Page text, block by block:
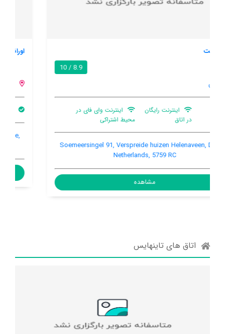
بار باغ اینترنت رایگان در اتاق
Soemeersingel 87, Verspreide huizen Helenaveen, Deurne,
Netherlands
مشاهده
اتاق های تاینهایس